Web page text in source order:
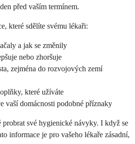
před vaším termínem.
které sdělíte svému lékaři:
a jak se změnily
nebo zhoršuje
zejména do rozvojových zemí
které užíváte
vaší domácnosti podobné příznaky
své hygienické návyky. I když se
informace je pro vašeho lékaře zásadní,